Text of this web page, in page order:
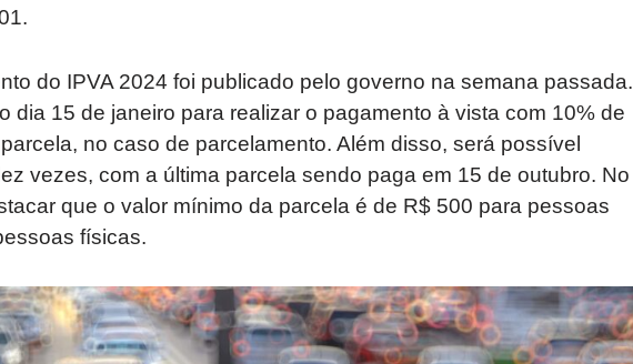
do IPVA 2024 foi publicado pelo governo na semana passada.
dia 15 de janeiro para realizar o pagamento à vista com 10% de
no caso de parcelamento. Além disso, será possível
vezes, com a última parcela sendo paga em 15 de outubro. No
que o valor mínimo da parcela é de R$ 500 para pessoas
físicas.